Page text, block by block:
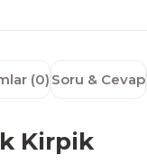
(0) Soru & Cevap
Kirpik